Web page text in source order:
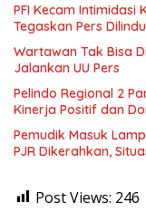
PFI Kecam Intimidasi
Tegaskan Pers
Wartawan Tak Bisa
Jalankan UU Pers
Pelindo Regional 2
Kinerja Positif dan
Pemudik Masuk
PJR Dikerahkan,
Post Views: 246